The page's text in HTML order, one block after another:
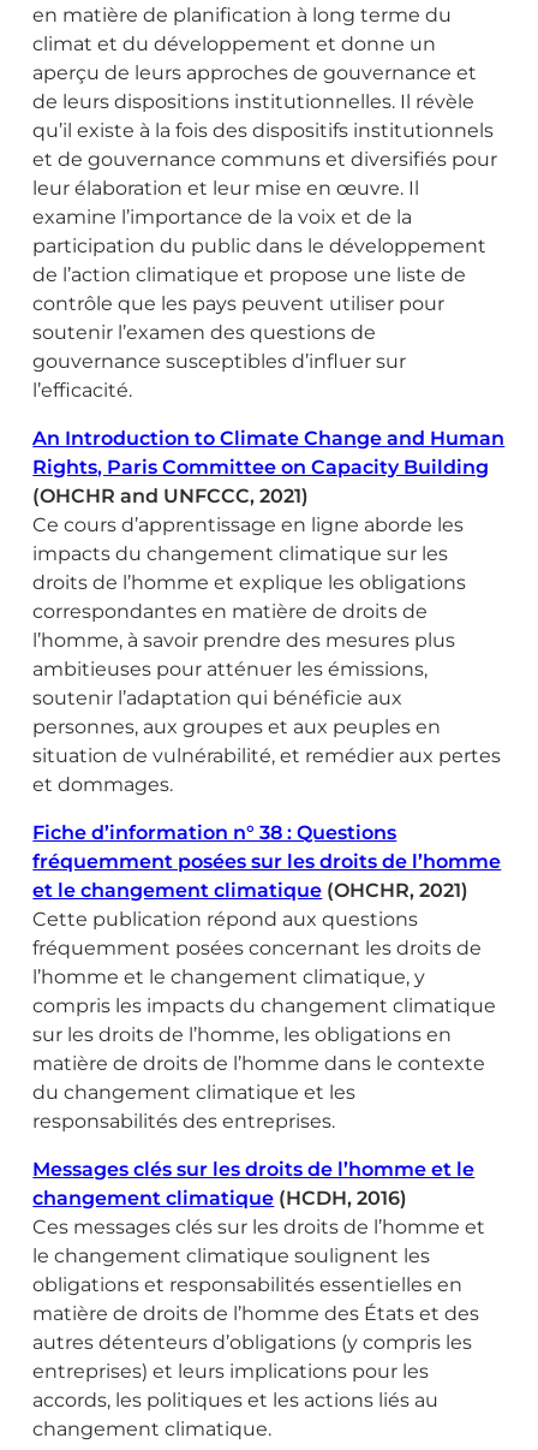
en matière de planification à long terme du
climat et du développement et donne un
aperçu de leurs approches de gouvernance et
de leurs dispositions institutionnelles. Il révèle
qu’il existe à la fois des dispositifs institutionnels
et de gouvernance communs et diversifiés pour
leur élaboration et leur mise en œuvre. Il
examine l’importance de la voix et de la
participation du public dans le développement
de l’action climatique et propose une liste de
contrôle que les pays peuvent utiliser pour
soutenir l’examen des questions de
gouvernance susceptibles d’influer sur
l’efficacité.
An Introduction to Climate Change and Human
Rights, Paris Committee on Capacity Building
(OHCHR and UNFCCC, 2021)
Ce cours d’apprentissage en ligne aborde les
impacts du changement climatique sur les
droits de l’homme et explique les obligations
correspondantes en matière de droits de
l’homme, à savoir prendre des mesures plus
ambitieuses pour atténuer les émissions,
soutenir l’adaptation qui bénéficie aux
personnes, aux groupes et aux peuples en
situation de vulnérabilité, et remédier aux pertes
et dommages.
Fiche d’information n° 38 : Questions
fréquemment posées sur les droits de l’homme
et le changement climatique (OHCHR, 2021)
Cette publication répond aux questions
fréquemment posées concernant les droits de
l’homme et le changement climatique, y
compris les impacts du changement climatique
sur les droits de l’homme, les obligations en
matière de droits de l’homme dans le contexte
du changement climatique et les
responsabilités des entreprises.
Messages clés sur les droits de l’homme et le
changement climatique (HCDH, 2016)
Ces messages clés sur les droits de l’homme et
le changement climatique soulignent les
obligations et responsabilités essentielles en
matière de droits de l’homme des États et des
autres détenteurs d’obligations (y compris les
entreprises) et leurs implications pour les
accords, les politiques et les actions liés au
changement climatique.